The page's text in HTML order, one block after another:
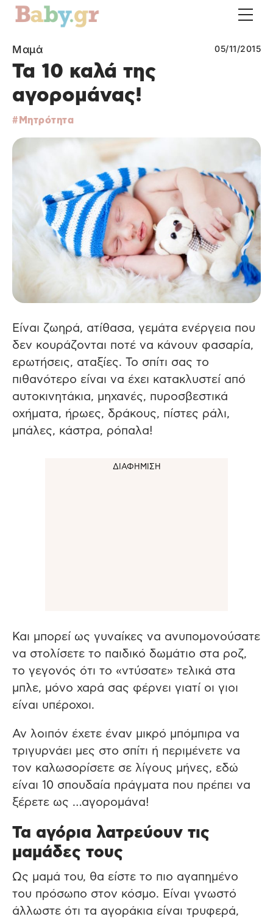
Μαμά 05/11/2015
Τα 10 καλά της
αγορομάνας!
Μητρότητα
Είναι ζωηρά, ατίθασα, γεμάτα ενέργεια που
δεν κουράζονται ποτέ να κάνουν φασαρία,
ερωτήσεις, αταξίες. Το σπίτι σας το
πιθανότερο είναι να έχει κατακλυστεί από
αυτοκινητάκια, μηχανές, πυροσβεστικά
οχήματα, ήρωες, δράκους, πίστες ράλι,
μπάλες, κάστρα, ρόπαλα!
Και μπορεί ως γυναίκες να ανυπομονούσατε
να στολίσετε το παιδικό δωμάτιο στα ροζ,
το γεγονός ότι το «ντύσατε» τελικά στα
μπλε, μόνο χαρά σας φέρνει γιατί οι γιοι
είναι υπέροχοι.
Αν λοιπόν έχετε έναν μικρό μπόμπιρα να
τριγυρνάει μες στο σπίτι ή περιμένετε να
τον καλωσορίσετε σε λίγους μήνες, εδώ
είναι 10 σπουδαία πράγματα που πρέπει να
ξέρετε ως …αγορομάνα!
Τα αγόρια λατρεύουν τις
μαμάδες τους
Ως μαμά του, θα είστε το πιο αγαπημένο
του πρόσωπο στον κόσμο. Είναι γνωστό
άλλωστε ότι τα αγοράκια είναι τρυφερά,